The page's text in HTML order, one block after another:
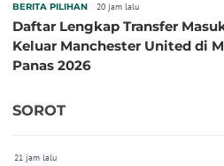
BERITA PILIHAN 20 jam lalu
Daftar Lengkap Transfer
Keluar Manchester United di
Panas 2026
SOROT
21 jam lalu